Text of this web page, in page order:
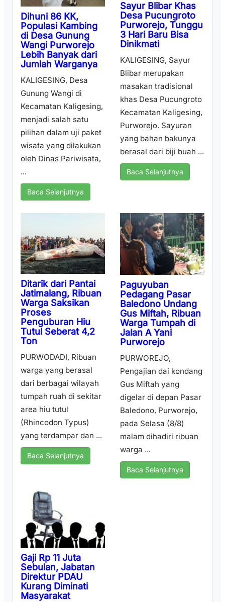
Dihuni 86 KK,
Populasi Kambing
di Desa Gunung
Wangi Purworejo
Lebih Banyak dari
Jumlah Warganya
KALIGESING, Desa
Gunung Wangi di
Kecamatan Kaligesing,
menjadi salah satu
pilihan dalam uji paket
wisata yang dilakukan
oleh Dinas Pariwisata,
...
Baca Selanjutnya
Sayur Blibar Khas
Desa Pucungroto
Purworejo, Tunggu
3 Hari Baru Bisa
Dinikmati
KALIGESING, Sayur
Blibar merupakan
masakan tradisional
khas Desa Pucungroto
Kecamatan Kaligesing,
Purworejo. Sayuran
yang bahan bakunya
berasal dari biji buah ...
Baca Selanjutnya
Ditarik dari Pantai
Jatimalang, Ribuan
Warga Saksikan
Proses
Penguburan Hiu
Tutul Seberat 4,2
Ton
PURWODADI, Ribuan
warga yang berasal
dari berbagai wilayah
tumpah ruah di sekitar
area hiu tutul
(Rhincodon Typus)
yang terdampar dan ...
Baca Selanjutnya
Paguyuban
Pedagang Pasar
Baledono Undang
Gus Miftah, Ribuan
Warga Tumpah di
Jalan A Yani
Purworejo
PURWOREJO,
Pengajian dai kondang
Gus Miftah yang
digelar di depan Pasar
Baledono, Purworejo,
pada Selasa (8/8)
malam dihadiri ribuan
warga ...
Baca Selanjutnya
Gaji Rp 11 Juta
Sebulan, Jabatan
Direktur PDAU
Kurang Diminati
Masyarakat